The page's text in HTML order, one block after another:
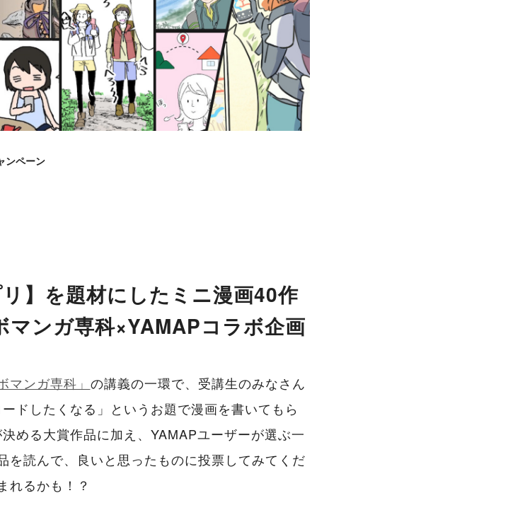
ンペーン
】を題材にしたミニ漫画40作
マンガ専科×YAMAPコラボ企画
マンガ専科」 の講義の一環で、受講生のみなさん
ドしたくなる」というお題で漫画を書いてもら
める大賞作品に加え、YAMAPユーザーが選ぶ一
を読んで、良いと思ったものに投票してみてくだ
れるかも！？